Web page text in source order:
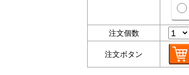
注文個数
注文ボタン